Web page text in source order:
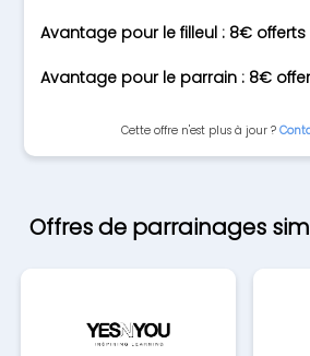
Avantage pour le filleul : 8€ offerts
Avantage pour le parrain : 8€
Cette offre n'est plus à jour ?
Offres de parrainages